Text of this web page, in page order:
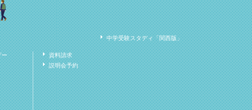
中学受験スタディ「関西版」
資料請求
説明会予約